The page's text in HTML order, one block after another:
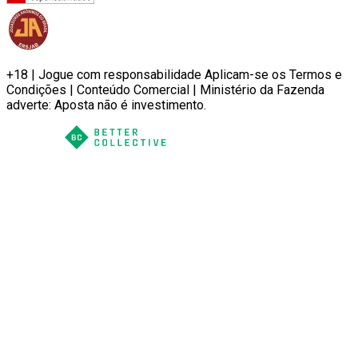
+18 | Jogue com responsabilidade Aplicam-se os Termos e
Condições | Conteúdo Comercial | Ministério da Fazenda
adverte: Aposta não é investimento.